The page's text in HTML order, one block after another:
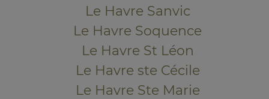
Le Havre Sanvic
Le Havre Soquence
Le Havre St Léon
Le Havre ste Cécile
Le Havre Ste Marie